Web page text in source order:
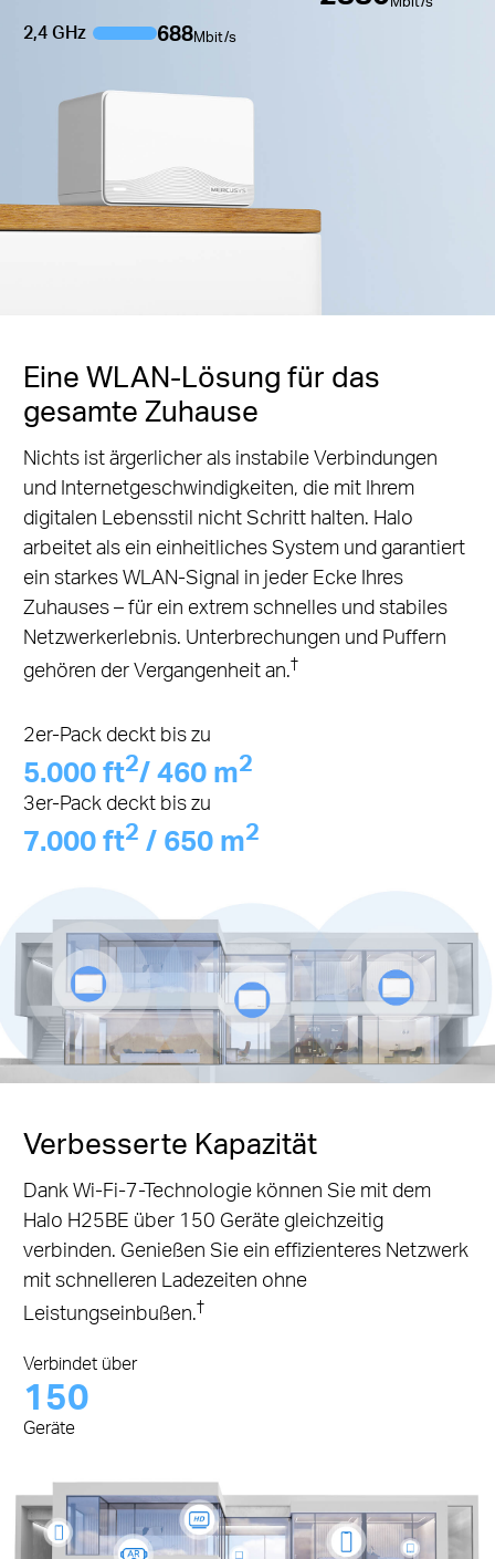
2,4 GHz 688Mbit/s
Eine WLAN-Lösung für das
gesamte Zuhause
Nichts ist ärgerlicher als instabile Verbindungen
und Internetgeschwindigkeiten, die mit Ihrem
digitalen Lebensstil nicht Schritt halten. Halo
arbeitet als ein einheitliches System und garantiert
ein starkes WLAN-Signal in jeder Ecke Ihres
Zuhauses – für ein extrem schnelles und stabiles
Netzwerkerlebnis. Unterbrechungen und Puffern
gehören der Vergangenheit an.†
2er-Pack deckt bis zu
5.000 ft2/ 460 m2
3er-Pack deckt bis zu
7.000 ft2 / 650 m2
Verbesserte Kapazität
Dank Wi-Fi-7-Technologie können Sie mit dem
Halo H25BE über 150 Geräte gleichzeitig
verbinden. Genießen Sie ein effizienteres Netzwerk
mit schnelleren Ladezeiten ohne
Leistungseinbußen.†
Verbindet über
150
Geräte